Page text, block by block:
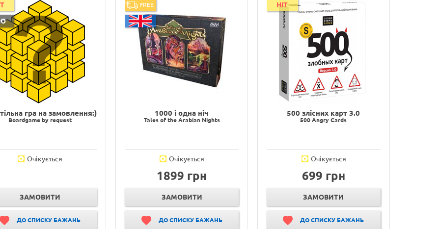
гра на замовлення:)
Boardgame by request
Очікується
ЗАМОВИТИ
ДО СПИСКУ БАЖАНЬ
FREE
1000 і одна ніч
Tales of the Arabian Nights
Очікується
1899 грн
ЗАМОВИТИ
ДО СПИСКУ БАЖАНЬ
HIT
500 злісних карт 3.0
500 Angry Cards
Очікується
699 грн
ЗАМОВИТИ
ДО СПИСКУ БАЖАНЬ